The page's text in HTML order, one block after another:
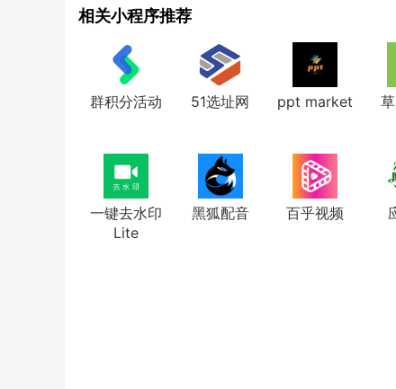
相关小程序推荐
群积分活动 51选址网 ppt market
一键去水印
Lite
黑狐配音 百乎视频